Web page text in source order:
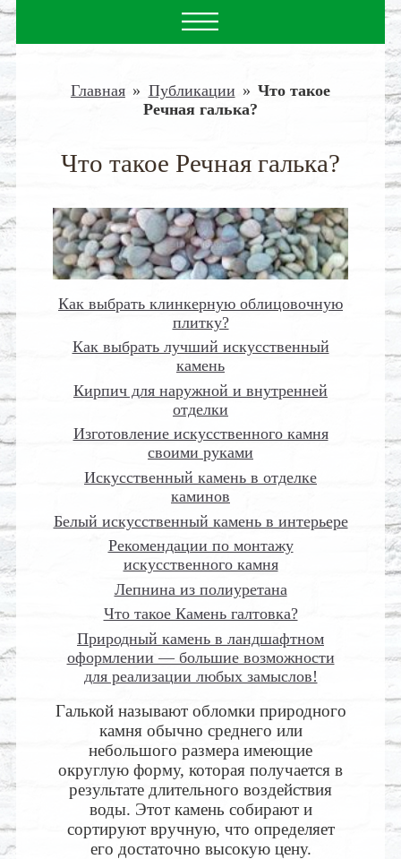
Главная » Публикации » Что такое
Речная галька?
Что такое Речная галька?
Как выбрать клинкерную облицовочную
плитку?
Как выбрать лучший искусственный
камень
Кирпич для наружной и внутренней
отделки
Изготовление искусственного камня
своими руками
Искусственный камень в отделке
каминов
Белый искусственный камень в интерьере
Рекомендации по монтажу
искусственного камня
Лепнина из полиуретана
Что такое Камень галтовка?
Природный камень в ландшафтном
оформлении — большие возможности
для реализации любых замыслов!
Галькой называют обломки природного
камня обычно среднего или
небольшого размера имеющие
округлую форму, которая получается в
результате длительного воздействия
воды. Этот камень собирают и
сортируют вручную, что определяет
его достаточно высокую цену.